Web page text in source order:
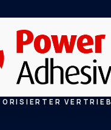
VERTRIEB